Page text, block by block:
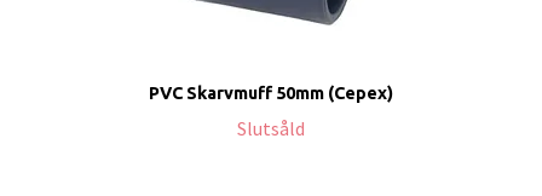
PVC Skarvmuff 50mm (Cepex)
Slutsåld